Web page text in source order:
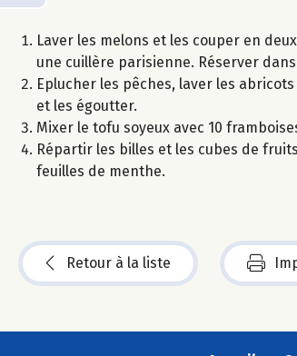
Laver les melons et les couper en
une cuillère parisienne. Réserver
Eplucher les pêches, laver les
et les égoutter.
Mixer le tofu soyeux avec 10
Répartir les billes et les cubes de
feuilles de menthe.
Retour à la liste